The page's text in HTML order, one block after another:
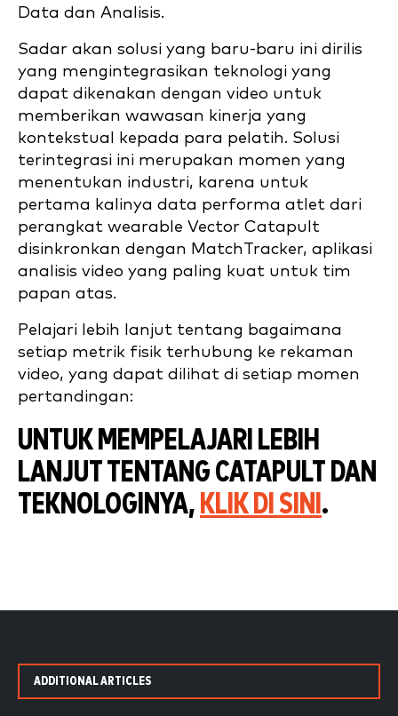
Data dan Analisis.
Sadar akan solusi yang baru-baru ini dirilis
yang mengintegrasikan teknologi yang
dapat dikenakan dengan video untuk
memberikan wawasan kinerja yang
kontekstual kepada para pelatih. Solusi
terintegrasi ini merupakan momen yang
menentukan industri, karena untuk
pertama kalinya data performa atlet dari
perangkat wearable Vector Catapult
disinkronkan dengan MatchTracker, aplikasi
analisis video yang paling kuat untuk tim
papan atas.
Pelajari lebih lanjut tentang bagaimana
setiap metrik fisik terhubung ke rekaman
video, yang dapat dilihat di setiap momen
pertandingan:
UNTUK MEMPELAJARI LEBIH
LANJUT TENTANG CATAPULT DAN
TEKNOLOGINYA, KLIK DI SINI .
ADDITIONAL ARTICLES